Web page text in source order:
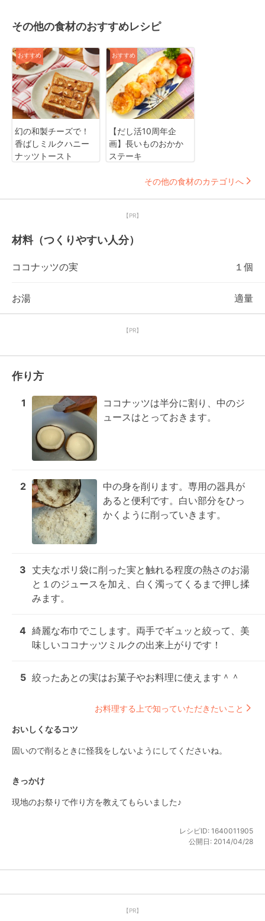
その他の食材のおすすめレシピ
おすすめ
幻の和製チーズで！
香ばしミルクハニー
ナッツトースト
おすすめ
【だし活10周年企
画】長いものおかか
ステーキ
その他の食材のカテゴリへ
【PR】
材料（つくりやすい人分）
ココナッツの実 １個
お湯 適量
【PR】
作り方
1
ココナッツは半分に割り、中のジ
ュースはとっておきます。
2
中の身を削ります。専用の器具が
あると便利です。白い部分をひっ
かくように削っていきます。
3 丈夫なポリ袋に削った実と触れる程度の熱さのお湯
と１のジュースを加え、白く濁ってくるまで押し揉
みます。
4 綺麗な布巾でこします。両手でギュッと絞って、美
味しいココナッツミルクの出来上がりです！
5 絞ったあとの実はお菓子やお料理に使えます＾＾
お料理する上で知っていただきたいこと
おいしくなるコツ
固いので削るときに怪我をしないようにしてくださいね。
きっかけ
現地のお祭りで作り方を教えてもらいました♪
レシピID: 1640011905
公開日: 2014/04/28
【PR】